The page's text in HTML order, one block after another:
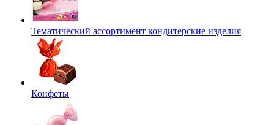
Тематический ассортимент кондитерские изделия
Конфеты